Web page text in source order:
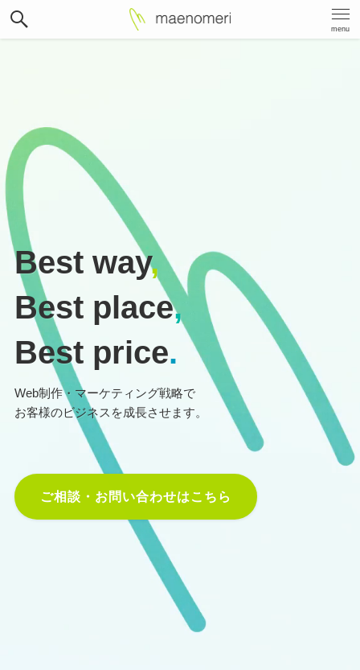
menu
Best way,
Best place,
Best price.
Web制作・マーケティング戦略で
お客様のビジネスを成長させます。
ご相談・お問い合わせはこちら